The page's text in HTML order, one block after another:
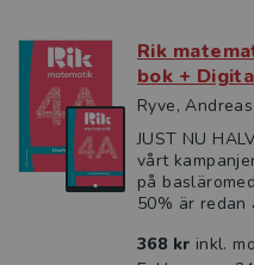
Rik
bok +
Ryve,
JUST NU
vårt
på
50% är redan
368 kr inkl.